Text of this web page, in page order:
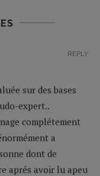
sur des bases
expert..
complétement
a
dont de
aprés avoir lu apeu
REPLY